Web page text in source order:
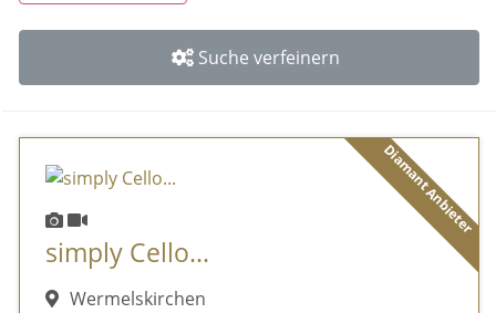
Suche verfeinern
Diamant Anbieter
simply Cello...
Wermelskirchen